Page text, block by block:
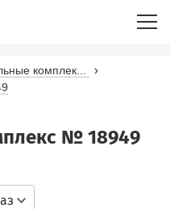
комплек...
№ 18949